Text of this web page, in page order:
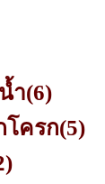
ำ(6)
โครก(5)